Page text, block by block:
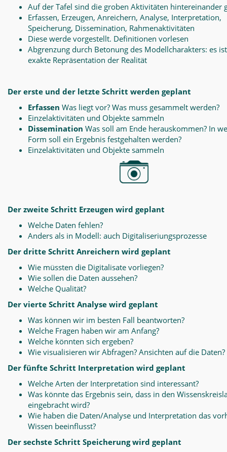
Auf der Tafel sind die groben Aktivitäten hintereinander
Erfassen, Erzeugen, Anreichern, Analyse, Interpretation,
Speicherung, Dissemination, Rahmenaktivitäten
Diese werde vorgestellt. Definitionen vorlesen
Abgrenzung durch Betonung des Modellcharakters: es
exakte Repräsentation der Realität
Der erste und der letzte Schritt werden geplant
Erfassen Was liegt vor? Was muss gesammelt werden?
Einzelaktivitäten und Objekte sammeln
Dissemination Was soll am Ende herauskommen? In
Form soll ein Ergebnis festgehalten werden?
Einzelaktivitäten und Objekte sammeln
Der zweite Schritt Erzeugen wird geplant
Welche Daten fehlen?
Anders als in Modell: auch Digitaliseriungsprozesse
Der dritte Schritt Anreichern wird geplant
Wie müssten die Digitalisate vorliegen?
Wie sollen die Daten aussehen?
Welche Qualität?
Der vierte Schritt Analyse wird geplant
Was können wir im besten Fall beantworten?
Welche Fragen haben wir am Anfang?
Welche könnten sich ergeben?
Wie visualisieren wir Abfragen? Ansichten auf die Daten?
Der fünfte Schritt Interpretation wird geplant
Welche Arten der Interpretation sind interessant?
Was könnte das Ergebnis sein, dass in den
eingebracht wird?
Wie haben die Daten/Analyse und Interpretation das
Wissen beeinflusst?
Der sechste Schritt Speicherung wird geplant